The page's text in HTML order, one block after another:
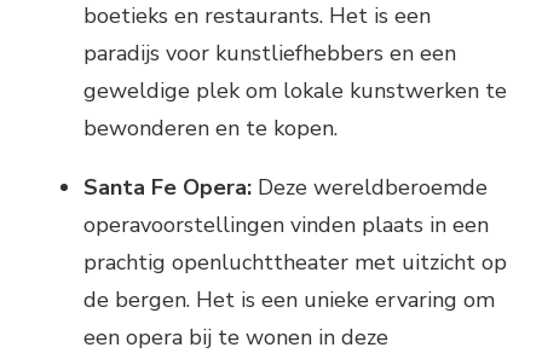
boetieks en restaurants. Het is een
paradijs voor kunstliefhebbers en een
geweldige plek om lokale kunstwerken te
bewonderen en te kopen.
Santa Fe Opera: Deze wereldberoemde
operavoorstellingen vinden plaats in een
prachtig openluchttheater met uitzicht op
de bergen. Het is een unieke ervaring om
een opera bij te wonen in deze